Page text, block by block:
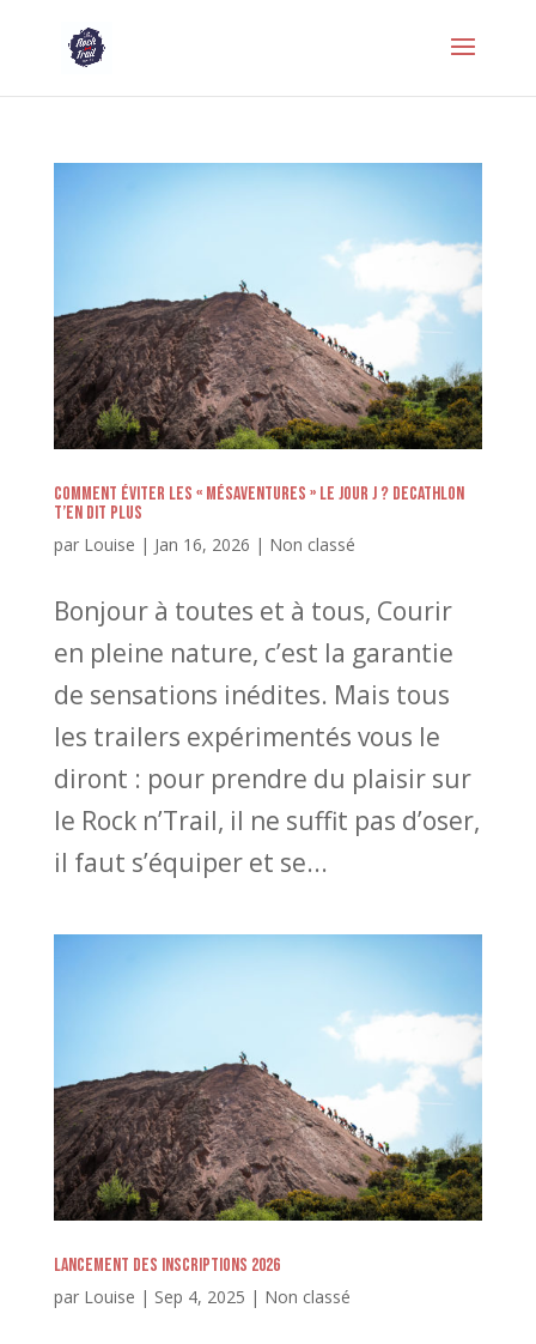
Comment éviter les « mésaventures » le jour J ? Decathlon
t’en dit plus
par Louise | Jan 16, 2026 | Non classé
Bonjour à toutes et à tous, Courir
en pleine nature, c’est la garantie
de sensations inédites. Mais tous
les trailers expérimentés vous le
diront : pour prendre du plaisir sur
le Rock n’Trail, il ne suffit pas d’oser,
il faut s’équiper et se...
Lancement des inscriptions 2026
par Louise | Sep 4, 2025 | Non classé